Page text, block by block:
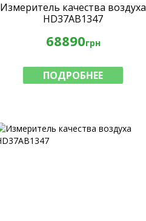
Измеритель качества воздуха
HD37AB1347
68890грн
ПОДРОБНЕЕ